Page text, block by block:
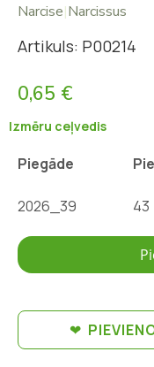
Narcise|Narcissus
Artikuls: P00214
0,65 €
Izmēru ceļvedis
Piegāde
2026_39 43